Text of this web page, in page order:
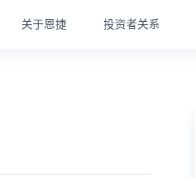
关于恩捷 投资者关系